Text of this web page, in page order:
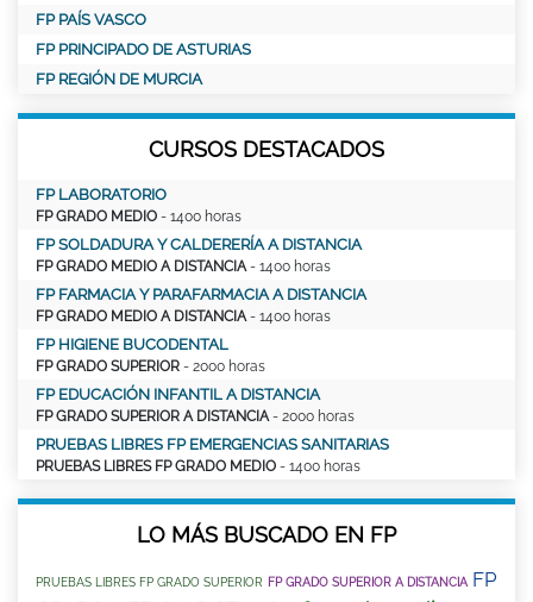
FP PAÍS VASCO
FP PRINCIPADO DE ASTURIAS
FP REGIÓN DE MURCIA
CURSOS DESTACADOS
FP LABORATORIO
FP GRADO MEDIO - 1400 horas
FP SOLDADURA Y CALDERERÍA A DISTANCIA
FP GRADO MEDIO A DISTANCIA - 1400 horas
FP FARMACIA Y PARAFARMACIA A DISTANCIA
FP GRADO MEDIO A DISTANCIA - 1400 horas
FP HIGIENE BUCODENTAL
FP GRADO SUPERIOR - 2000 horas
FP EDUCACIÓN INFANTIL A DISTANCIA
FP GRADO SUPERIOR A DISTANCIA - 2000 horas
PRUEBAS LIBRES FP EMERGENCIAS SANITARIAS
PRUEBAS LIBRES FP GRADO MEDIO - 1400 horas
LO MÁS BUSCADO EN FP
PRUEBAS LIBRES FP GRADO SUPERIOR FP GRADO SUPERIOR A DISTANCIA FP